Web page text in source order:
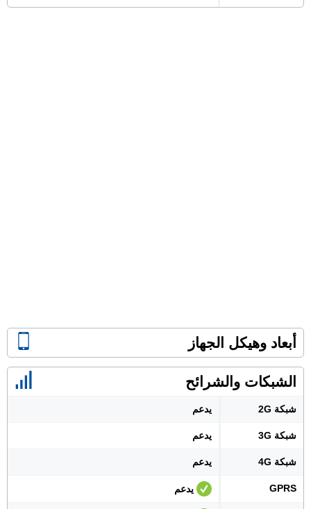
أبعاد وهيكل الجهاز
الشبكات والشرائح
شبكة 2G يدعم
شبكة 3G يدعم
شبكة 4G يدعم
GPRS يدعم